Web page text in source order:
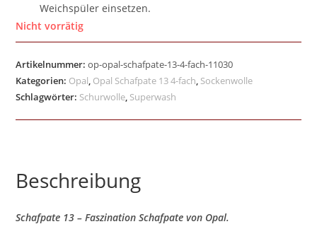
Weichspüler einsetzen.
Nicht vorrätig
Artikelnummer:op-opal-schafpate-13-4-fach-11030
Kategorien: Opal, Opal Schafpate 13 4-fach, Sockenwolle
Schlagwörter: Schurwolle, Superwash
Beschreibung
Schafpate 13 – Faszination Schafpate von Opal.